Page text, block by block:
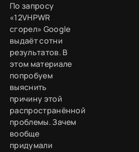
По запросу
«12VHPWR
сгорел» Google
выдаёт сотни
результатов. В
этом материале
попробуем
выяснить
причину этой
распространённой
проблемы. Зачем
вообще
придумали